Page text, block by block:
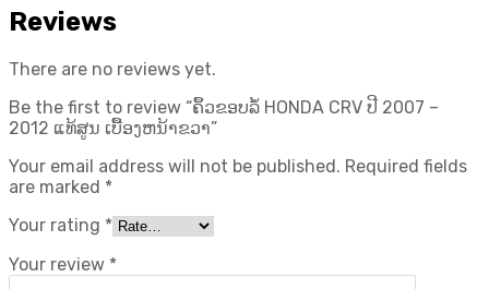
ຫ
ຂວາ
quantity
Reviews
There are no reviews yet.
Be the first to review “ຄຶ້ວຂອບລໍ້ HONDA CRV ປີ​ 2007 –
2012 ແທ້ສູນ ເບື້ອງຫນ້າຂວາ”
Your email address will not be published. Required fields
are marked *
Your rating *
Your review *